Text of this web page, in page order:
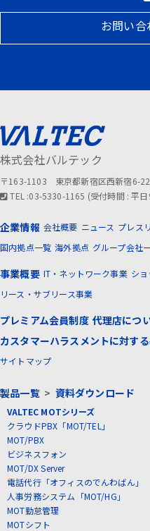
お問い
株式会社バルテック
〒163-1103 東京都新宿区西新宿6-
TEL :03-5330-1165 (受付時間 : 平
企業情報 会社概要 ニュース プレス
国内拠点一覧 海外拠点 グループ会社
事業概要 IT・ネットワーク事業 シ
リース・サブリース事業
プレミアム会員制度 代理店につ
カスタマーハラスメントに対す
サイトマップ
製品一覧> 資料ダウンロード
VALTEC MOTシリーズ
クラウドPBX「MOT/TEL」
MOT/PBX
ビジネスフォン
MOT/DX Server
電話代行「オフィスのでんわばん」
人事労務システム「MOT/HG」
MOT勤怠管理
MOTシフト